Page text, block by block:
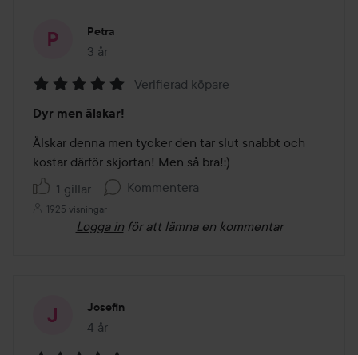
Petra
3 år
Inlägget skapades 3 år
5
av
5
Verifierad köpare
Dyr men älskar!
Älskar denna men tycker den tar slut snabbt och
kostar därför skjortan! Men så bra!:)
1 gillar
Kommentera
1925 visningar
Logga in för att lämna en kommentar
Josefin
4 år
Inlägget skapades 4 år